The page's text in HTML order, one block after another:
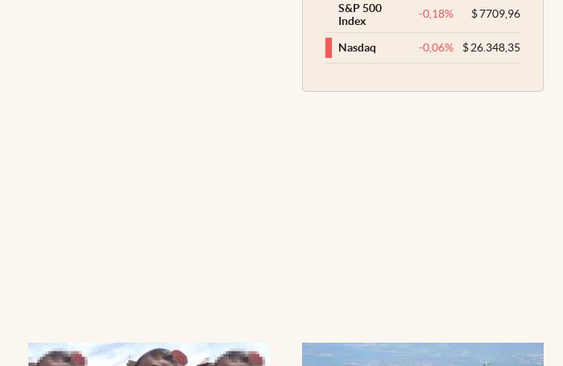
S&P 500
Index
-0,18% $7709,96
Nasdaq -0,06% $26.348,35